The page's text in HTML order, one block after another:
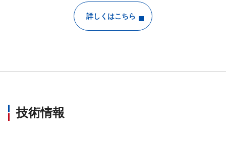
詳しくはこちら
技術情報